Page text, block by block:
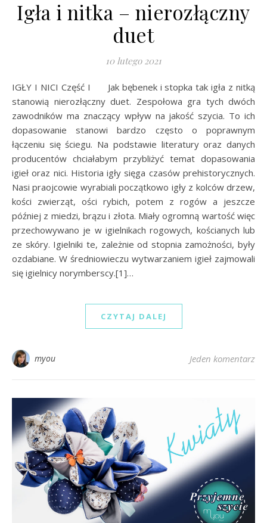
Igła i nitka – nierozłączny
duet
10 lutego 2021
IGŁY I NICI Część I Jak bębenek i stopka tak igła z nitką
stanowią nierozłączny duet. Zespołowa gra tych dwóch
zawodników ma znaczący wpływ na jakość szycia. To ich
dopasowanie stanowi bardzo często o poprawnym
łączeniu się ściegu. Na podstawie literatury oraz danych
producentów chciałabym przybliżyć temat dopasowania
igieł oraz nici. Historia igły sięga czasów prehistorycznych.
Nasi praojcowie wyrabiali początkowo igły z kolców drzew,
kości zwierząt, ości rybich, potem z rogów a jeszcze
później z miedzi, brązu i złota. Miały ogromną wartość więc
przechowywano je w igielnikach rogowych, kościanych lub
ze skóry. Igielniki te, zależnie od stopnia zamożności, były
ozdabiane. W średniowieczu wytwarzaniem igieł zajmowali
się igielnicy norymberscy.[1]…
CZYTAJ DALEJ
myou Jeden komentarz